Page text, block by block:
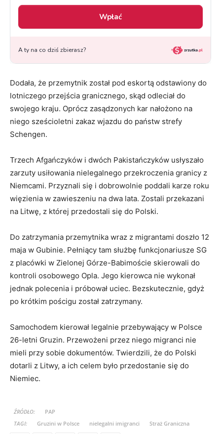
Dodała, że przemytnik został pod eskortą odstawiony do
lotniczego przejścia granicznego, skąd odleciał do
swojego kraju. Oprócz zasądzonych kar nałożono na
niego sześcioletni zakaz wjazdu do państw strefy
Schengen.
Trzech Afgańczyków i dwóch Pakistańczyków usłyszało
zarzuty usiłowania nielegalnego przekroczenia granicy z
Niemcami. Przyznali się i dobrowolnie poddali karze roku
więzienia w zawieszeniu na dwa lata. Zostali przekazani
na Litwę, z której przedostali się do Polski.
Do zatrzymania przemytnika wraz z migrantami doszło 12
maja w Gubinie. Pełniący tam służbę funkcjonariusze SG
z placówki w Zielonej Górze-Babimoście skierowali do
kontroli osobowego Opla. Jego kierowca nie wykonał
jednak polecenia i próbował uciec. Bezskutecznie, gdyż
po krótkim pościgu został zatrzymany.
Samochodem kierował legalnie przebywający w Polsce
26-letni Gruzin. Przewożeni przez niego migranci nie
mieli przy sobie dokumentów. Twierdzili, że do Polski
dotarli z Litwy, a ich celem było przedostanie się do
Niemiec.
ŹRÓDŁO:
PAP
TAGI:
Gruzini w Polsce nielegalni imigranci Straż Graniczna